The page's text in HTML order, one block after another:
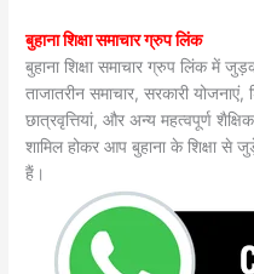
बुहाना शिक्षा समाचार ग्रुप लिंक
बुहाना शिक्षा समाचार ग्रुप लिंक में
ताजातरीन समाचार, सरकारी योजनाएं,
छात्रवृत्तियां, और अन्य महत्वपूर्ण
शामिल होकर आप बुहाना के शिक्षा
हैं।